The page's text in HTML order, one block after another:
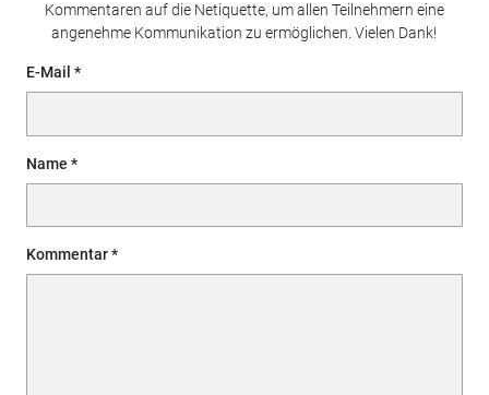
Kommentaren auf die Netiquette, um allen Teilnehmern eine
angenehme Kommunikation zu ermöglichen. Vielen Dank!
E-Mail
Name
Kommentar